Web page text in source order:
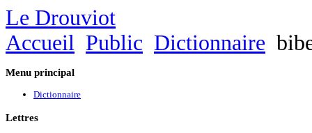
Le Drouviot
Accueil Public Dictionnaire
Menu principal
Dictionnaire
Lettres